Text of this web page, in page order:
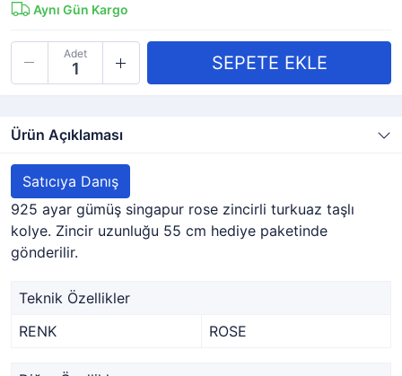
Aynı Gün Kargo
Adet
Ürün Açıklaması
Satıcıya Danış
925 ayar gümüş singapur rose zincirli turkuaz taşlı
kolye. Zincir uzunluğu 55 cm hediye paketinde
gönderilir.
Teknik Özellikler
RENK
ROSE